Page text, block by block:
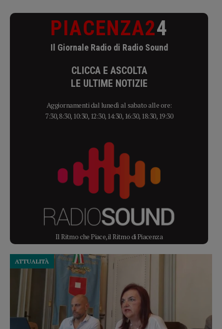
PIACENZA24
Il Giornale Radio di Radio Sound
CLICCA E ASCOLTA
LE ULTIME NOTIZIE
Aggiornamenti dal lunedì al sabato alle ore:
7:30, 8:30, 10:30, 12:30, 14:30, 16:30, 18:30, 19:30
Il Ritmo che Piace, il Ritmo di Piacenza
ATTUALITÀ